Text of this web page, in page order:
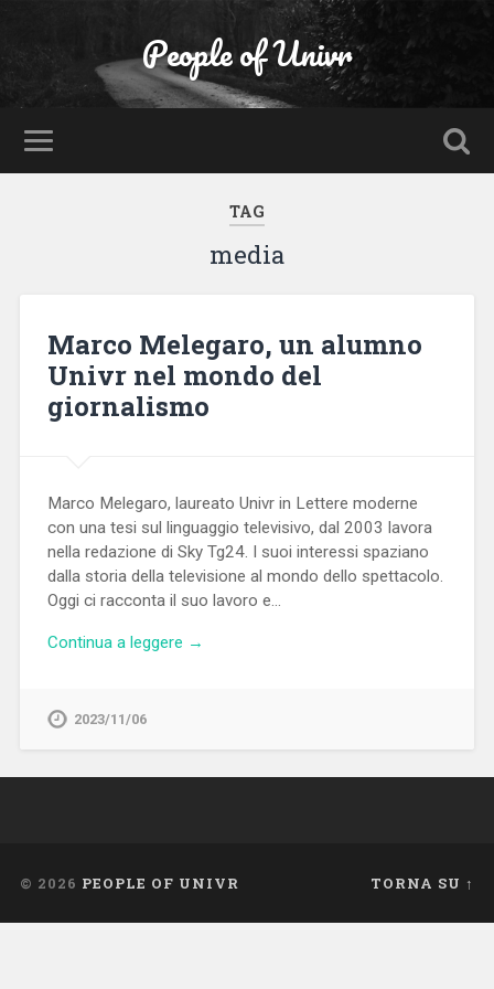
People of Univr
TAG
media
Marco Melegaro, un alumno
Univr nel mondo del
giornalismo
Marco Melegaro, laureato Univr in Lettere moderne
con una tesi sul linguaggio televisivo, dal 2003 lavora
nella redazione di Sky Tg24. I suoi interessi spaziano
dalla storia della televisione al mondo dello spettacolo.
Oggi ci racconta il suo lavoro e…
Continua a leggere →
2023/11/06
© 2026 PEOPLE OF UNIVR TORNA SU ↑